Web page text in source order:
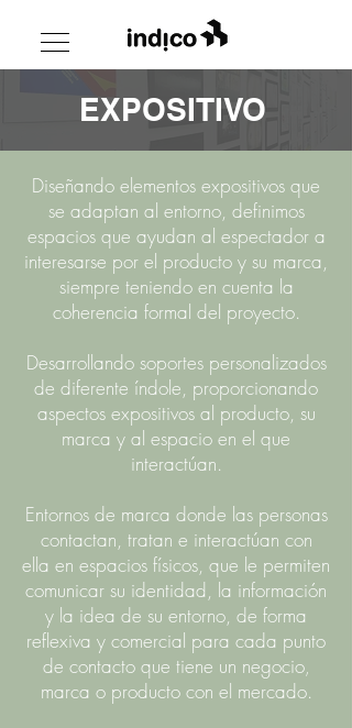
EXPOSITIVO
Diseñando elementos expositivos que
se adaptan al entorno, definimos
espacios que ayudan al espectador a
interesarse por el producto y su marca,
siempre teniendo en cuenta la
coherencia formal del proyecto.
Desarrollando soportes personalizados
de diferente índole, proporcionando
aspectos expositivos al producto, su
marca y al espacio en el que
interactúan.
Entornos de marca donde las personas
contactan, tratan e interactúan con
ella en espacios físicos, que le permiten
comunicar su identidad, la información
y la idea de su entorno, de forma
reflexiva y comercial para cada punto
de contacto que tiene un negocio,
marca o producto con el mercado.